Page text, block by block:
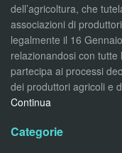
dell’agricoltura, che
associazioni di
legalmente il 16
relazionandosi con
partecipa ai processi
dei produttori agricoli e
Continua
Categorie